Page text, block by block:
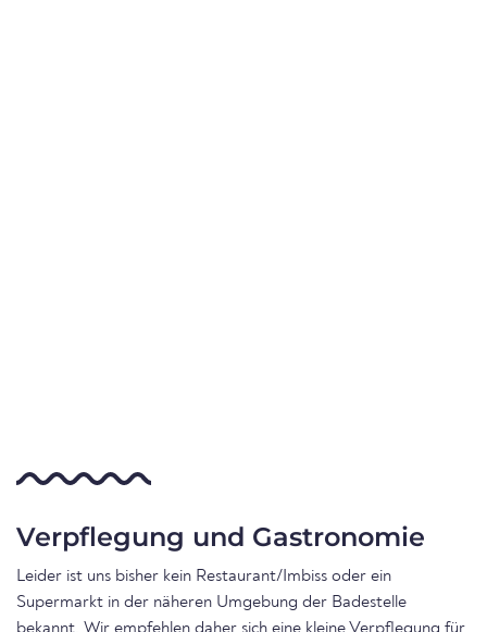
Verpflegung und Gastronomie
Leider ist uns bisher kein Restaurant/Imbiss oder ein
Supermarkt in der näheren Umgebung der Badestelle